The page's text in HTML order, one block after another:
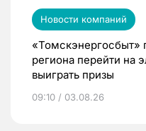
Новости компаний
«Томскэнергосбыт»
региона перейти на
выиграть призы
09:10 / 03.08.26